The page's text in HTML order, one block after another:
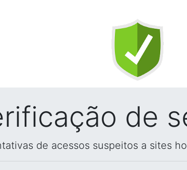
de
de acessos suspeitos a sites